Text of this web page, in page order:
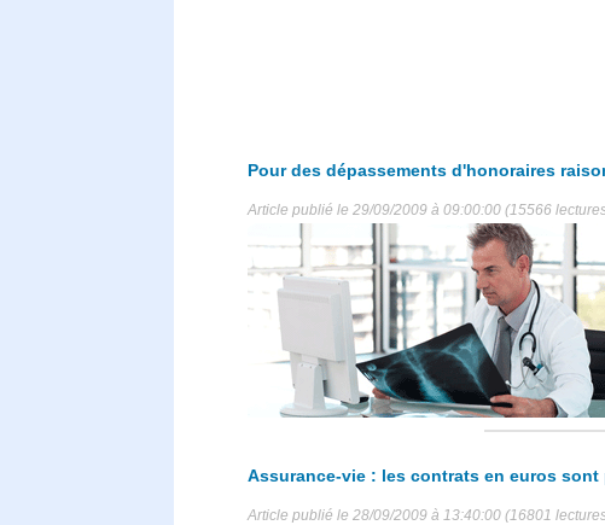
Pour des dépassements d'honoraires
Article publié le 29/09/2009 à 09:00:00 (15566
Assurance-vie : les contrats en euros
Article publié le 28/09/2009 à 13:40:00 (16801